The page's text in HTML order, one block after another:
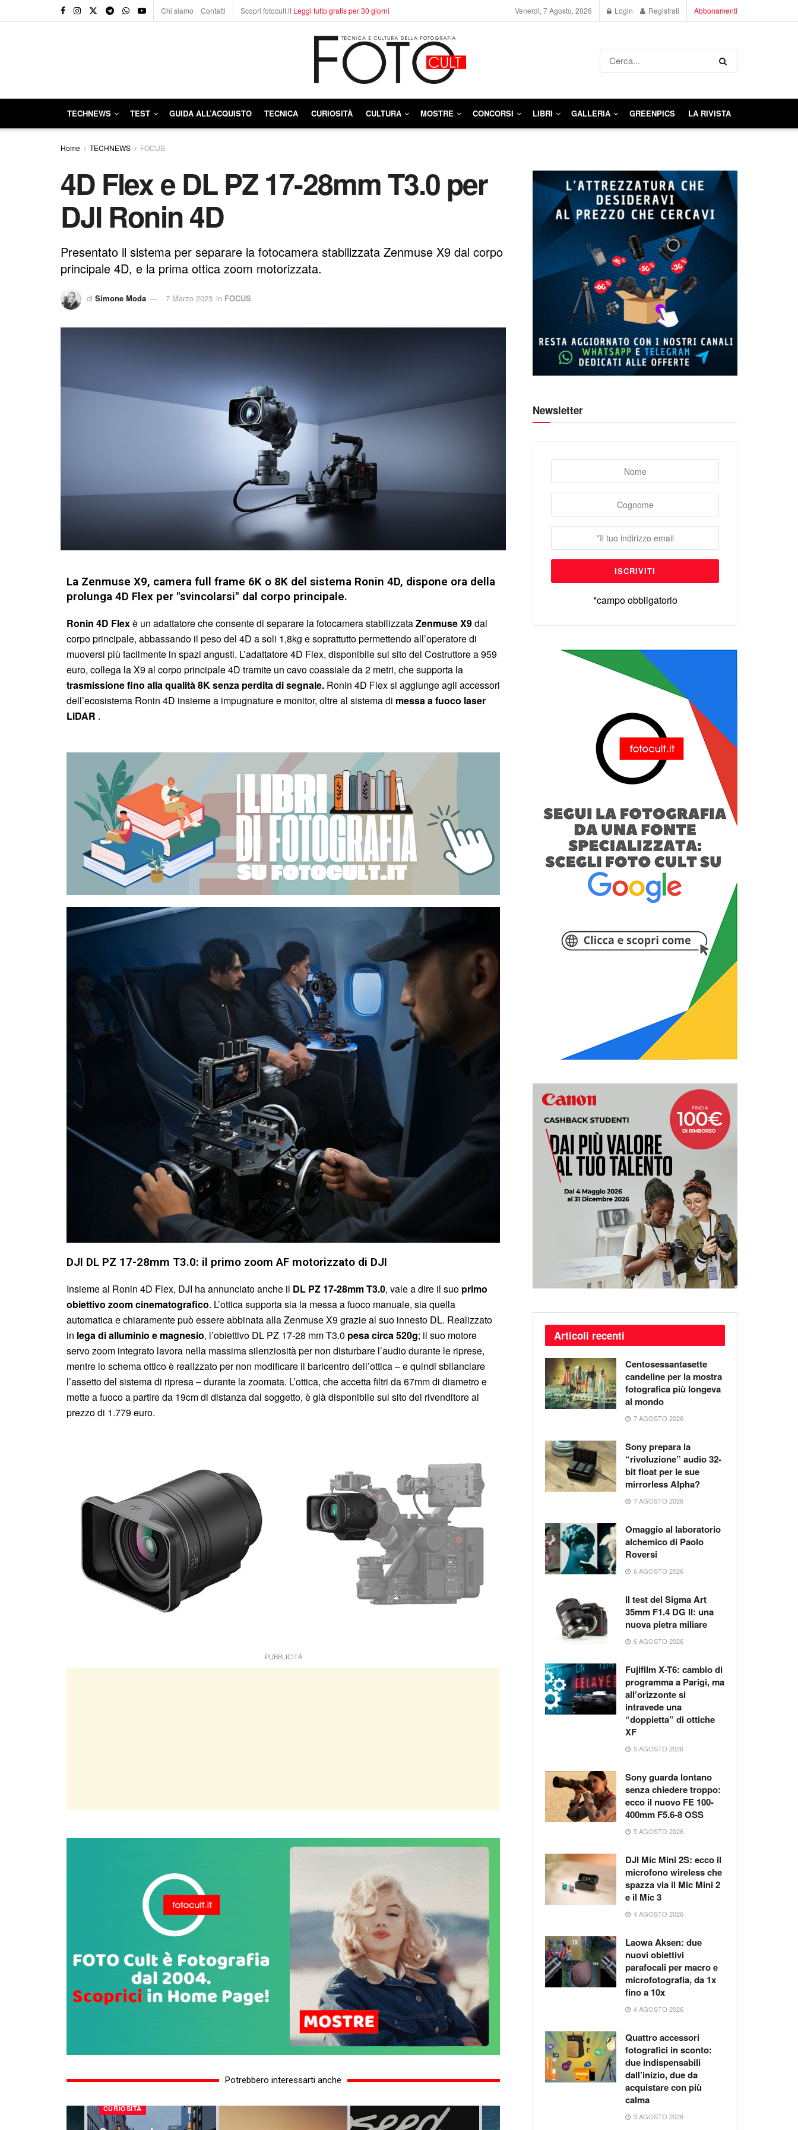
Chi siamo Contatti Scopri fotocult.it Leggi tutto gratis per 30 giorni Venerdì, 7 Agosto, 2026 Login Registrati Abbonamenti
TECHNEWS TEST GUIDA ALL’ACQUISTO TECNICA CURIOSITÀ CULTURA MOSTRE CONCORSI LIBRI GALLERIA GREENPICS LA RIVISTA
Home TECHNEWS FOCUS
4D Flex e DL PZ 17-28mm T3.0 per
DJI Ronin 4D
Presentato il sistema per separare la fotocamera stabilizzata Zenmuse X9 dal corpo
principale 4D, e la prima ottica zoom motorizzata.
di Simone Moda 7 Marzo 2023 in FOCUS
La Zenmuse X9, camera full frame 6K o 8K del sistema Ronin 4D, dispone ora della
prolunga 4D Flex per "svincolarsi" dal corpo principale.
Ronin 4D Flexè un adattatore che consente di separare la fotocamera stabilizzataZenmuse X9dal
corpo principale, abbassando il peso del 4D a soli 1,8kg e soprattutto permettendo all’operatore di
muoversi più facilmente in spazi angusti. L’adattatore 4D Flex, disponibile sul sito del Costruttore a 959
euro, collega la X9 al corpo principale 4D tramite un cavo coassiale da 2 metri, che supporta la
trasmissione fino alla qualità 8K senza perdita di segnale. Ronin 4D Flex si aggiunge agli accessori
dell’ecosistema Ronin 4D insieme a impugnature e monitor, oltre al sistema di messa a fuoco laser
LiDAR .
DJI DL PZ 17-28mm T3.0: il primo zoom AF motorizzato di DJI
Insieme al Ronin 4D Flex, DJI ha annunciato anche il DL PZ 17-28mm T3.0, vale a dire il suo primo
obiettivo zoom cinematografico. L’ottica supporta sia la messa a fuoco manuale, sia quella
automatica e chiaramente può essere abbinata alla Zenmuse X9 grazie al suo innesto DL. Realizzato
in lega di alluminio e magnesio, l’obiettivo DL PZ 17-28 mm T3.0 pesa circa 520g; il suo motore
servo zoom integrato lavora nella massima silenziosità per non disturbare l’audio durante le riprese,
mentre lo schema ottico è realizzato per non modificare il baricentro dell’ottica – e quindi sbilanciare
l’assetto del sistema di ripresa – durante la zoomata. L’ottica, che accetta filtri da 67mm di diametro e
mette a fuoco a partire da 19cm di distanza dal soggetto, è già disponibile sul sito del rivenditore al
prezzo di 1.779 euro.
PUBBLICITÀ
Potrebbero interessarti anche
CURIOSITÀ
Newsletter
*campo obbligatorio
Articoli recenti
Centosessantasette
candeline per la mostra
fotografica più longeva
al mondo
7 AGOSTO 2026
Sony prepara la
“rivoluzione” audio 32-
bit float per le sue
mirrorless Alpha?
7 AGOSTO 2026
Omaggio al laboratorio
alchemico di Paolo
Roversi
6 AGOSTO 2026
Il test del Sigma Art
35mm F1.4 DG II: una
nuova pietra miliare
6 AGOSTO 2026
Fujifilm X-T6: cambio di
programma a Parigi, ma
all’orizzonte si
intravede una
“doppietta” di ottiche
XF
5 AGOSTO 2026
Sony guarda lontano
senza chiedere troppo:
ecco il nuovo FE 100-
400mm F5.6-8 OSS
5 AGOSTO 2026
DJI Mic Mini 2S: ecco il
microfono wireless che
spazza via il Mic Mini 2
e il Mic 3
4 AGOSTO 2026
Laowa Aksen: due
nuovi obiettivi
parafocali per macro e
microfotografia, da 1x
fino a 10x
4 AGOSTO 2026
Quattro accessori
fotografici in sconto:
due indispensabili
dall’inizio, due da
acquistare con più
calma
3 AGOSTO 2026